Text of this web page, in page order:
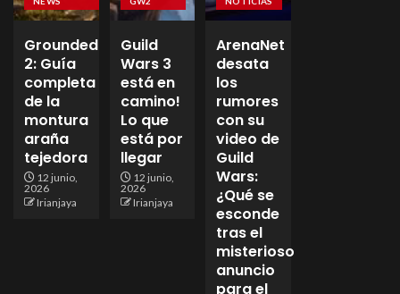
Grounded
2: Guía
completa
de la
montura
araña
tejedora
12 junio,
2026
Irianjaya
Guild
Wars 3
está en
camino!
Lo que
está por
llegar
12 junio,
2026
Irianjaya
ArenaNet
desata
los
rumores
con su
video de
Guild
Wars:
¿Qué se
esconde
tras el
misterioso
anuncio
para el